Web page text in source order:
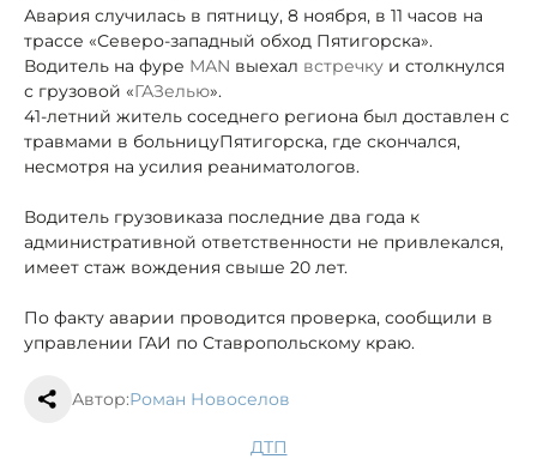
Авария случилась в пятницу, 8 ноября, в 11 часов на
трассе «Северо-западный обход Пятигорска».
Водитель на фуре МАN выехал встречку и столкнулся
с грузовой «ГАЗелью».
41-летний житель соседнего региона был доставлен с
травмами в больницуПятигорска, где скончался,
несмотря на усилия реаниматологов.
Водитель грузовиказа последние два года к
административной ответственности не привлекался,
имеет стаж вождения свыше 20 лет.
По факту аварии проводится проверка, сообщили в
управлении ГАИ по Ставропольскому краю.
Автор:Роман Новоселов
ДТП